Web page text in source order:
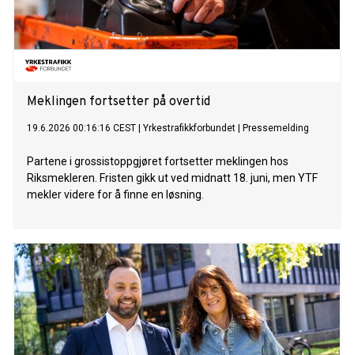
Meklingen fortsetter på overtid
19.6.2026 00:16:16 CEST Yrkestrafikkforbundet Pressemelding
Partene i grossistoppgjøret fortsetter meklingen hos
Riksmekleren. Fristen gikk ut ved midnatt 18. juni, men YTF
mekler videre for å finne en løsning.